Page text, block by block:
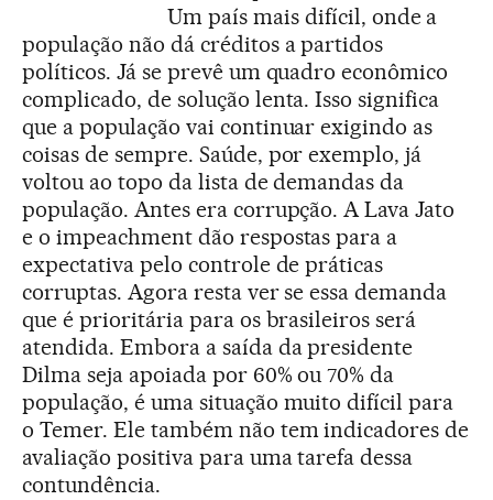
Um país mais difícil, onde a
população não dá créditos a partidos
políticos. Já se prevê um quadro econômico
complicado, de solução lenta. Isso significa
que a população vai continuar exigindo as
coisas de sempre. Saúde, por exemplo, já
voltou ao topo da lista de demandas da
população. Antes era corrupção. A Lava Jato
e o impeachment dão respostas para a
expectativa pelo controle de práticas
corruptas. Agora resta ver se essa demanda
que é prioritária para os brasileiros será
atendida. Embora a saída da presidente
Dilma seja apoiada por 60% ou 70% da
população, é uma situação muito difícil para
o Temer. Ele também não tem indicadores de
avaliação positiva para uma tarefa dessa
contundência.